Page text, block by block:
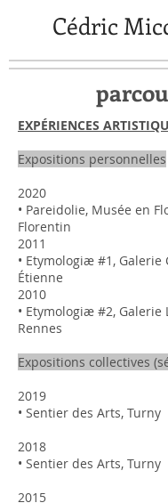
Cédric
EXPÉRIENCES
Expositions personnelles
2020
• Pareidolie, Musée en
Florentin
2011
• Etymologiæ #1, Galerie
Étienne
2010
• Etymologiæ #2, Galerie
Rennes
Expositions collectives
2019
• Sentier des Arts, Turny
2018
• Sentier des Arts, Turny
2015